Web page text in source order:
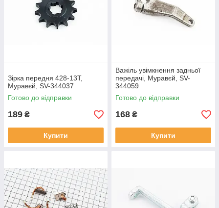
Зірка передня 428-13T,
Муравєй, SV-344037
Готово до відправки
189 ₴
Купити
Важіль увімкнення задньої
передачі, Муравєй, SV-
344059
Готово до відправки
168 ₴
Купити